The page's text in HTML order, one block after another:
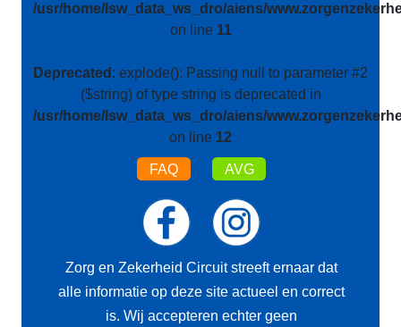
/usr/home/lsw_data_ws_dro/aiens/
on line 11
Deprecated : explode(): Passing null to parameter #2
($string) of type string is deprecated in
/usr/home/lsw_data_ws_dro/aiens/
on line 12
FAQ AVG
Zorg en Zekerheid Circuit streeft ernaar dat
alle informatie op deze site actueel en correct
is. Wij accepteren echter geen